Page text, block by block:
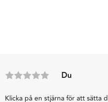
Du
Klicka på en stjärna för att sätta